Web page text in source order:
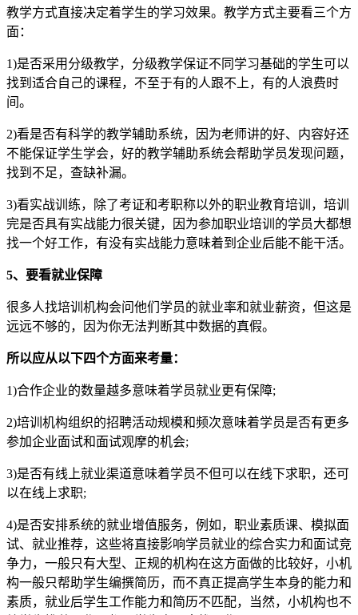
教学方式直接决定着学生的学习效果。教学方式主要看三个方
面：
1)是否采用分级教学，分级教学保证不同学习基础的学生可以
找到适合自己的课程，不至于有的人跟不上，有的人浪费时
间。
2)看是否有科学的教学辅助系统，因为老师讲的好、内容好还
不能保证学生学会，好的教学辅助系统会帮助学员发现问题，
找到不足，查缺补漏。
3)看实战训练，除了考证和考职称以外的职业教育培训，培训
完是否具有实战能力很关键，因为参加职业培训的学员大都想
找一个好工作，有没有实战能力意味着到企业后能不能干活。
5、要看就业保障
很多人找培训机构会问他们学员的就业率和就业薪资，但这是
远远不够的，因为你无法判断其中数据的真假。
所以应从以下四个方面来考量：
1)合作企业的数量越多意味着学员就业更有保障;
2)培训机构组织的招聘活动规模和频次意味着学员是否有更多
参加企业面试和面试观摩的机会;
3)是否有线上就业渠道意味着学员不但可以在线下求职，还可
以在线上求职;
4)是否安排系统的就业增值服务，例如，职业素质课、模拟面
试、就业推荐，这些将直接影响学员就业的综合实力和面试竞
争力，一般只有大型、正规的机构在这方面做的比较好，小机
构一般只帮助学生编撰简历，而不真正提高学生本身的能力和
素质，就业后学生工作能力和简历不匹配，当然，小机构也不